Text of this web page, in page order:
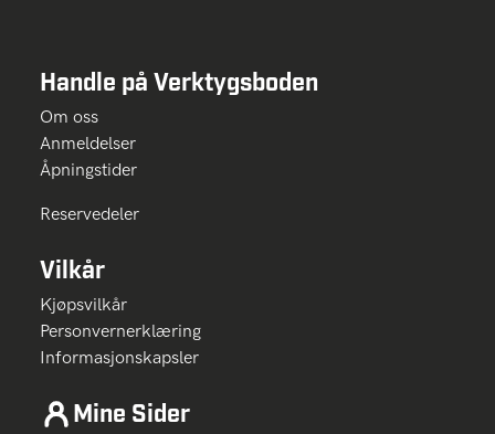
Handle på Verktygsboden
Om oss
Anmeldelser
Åpningstider
Reservedeler
Vilkår
Kjøpsvilkår
Personvernerklæring
Informasjonskapsler
Mine Sider